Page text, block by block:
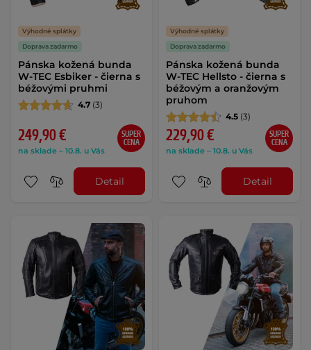
Výhodné splátky
Doprava zadarmo
Pánska kožená bunda
W-TEC Esbiker - čierna s
béžovými pruhmi
4.7 (3)
249,90 €
na sklade – 10.8. u Vás
SUPER
CENA
Detail
Výhodné splátky
Doprava zadarmo
Pánska kožená bunda
W-TEC Hellsto - čierna s
béžovým a oranžovým
pruhom
4.5 (3)
229,90 €
na sklade – 10.8. u Vás
SUPER
CENA
Detail